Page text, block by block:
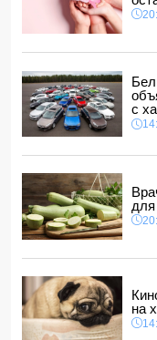
ЧМ-2026
20:28, 08.08.2026
В Баку обнаружено
Магдалена Гроно:
открыли путь к
20:00, 08.08.2026
реализации
18:48, 08.08.2026
с
на